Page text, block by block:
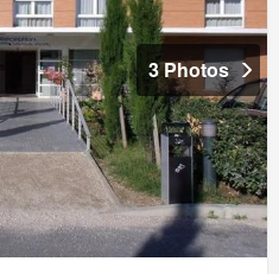
3 Photos